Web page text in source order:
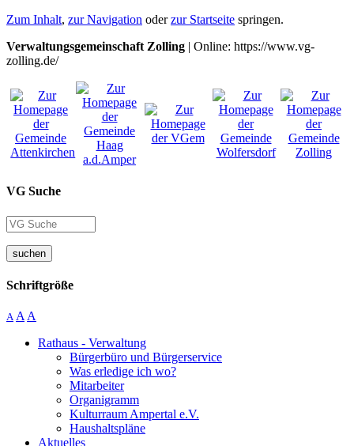
Zum Inhalt, zur Navigation oderzur Startseite springen.
Verwaltungsgemeinschaft Zolling | Online: https://www.vg-
zolling.de/
VG Suche
suchen
Schriftgröße
A A A
Rathaus - Verwaltung
Bürgerbüro und Bürgerservice
Was erledige ich wo?
Mitarbeiter
Organigramm
Kulturraum Ampertal e.V.
Haushaltspläne
Aktuelles